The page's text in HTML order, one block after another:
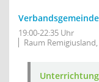
19:00-22:35 Uhr
Raum
Unterrichtung